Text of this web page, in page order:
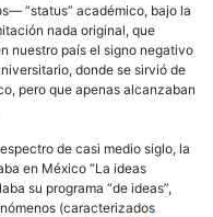
“status” académico, bajo la
nada original, que
nuestro país el signo negativo
donde se sirvió de
pero que apenas alcanzaban
de casi medio siglo, la
en México “La ideas
su programa “de ideas”,
(caracterizados